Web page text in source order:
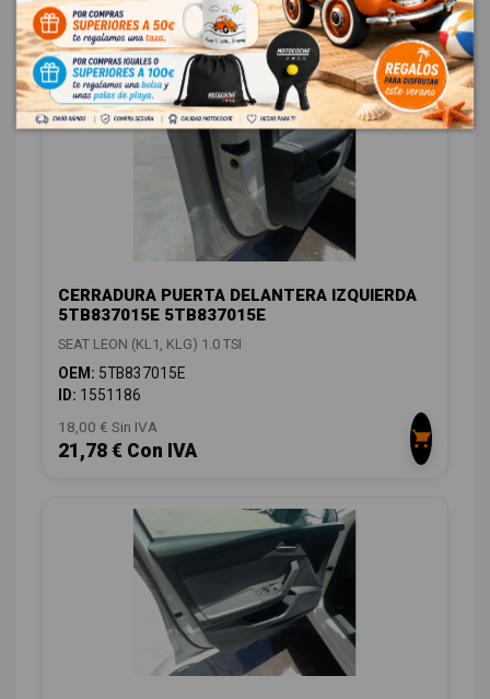
CARROCERÍA LATERALES 16
CERRADURA PUERTA DELANTERA IZQUIERDA
5TB837015E 5TB837015E
SEAT LEON (KL1, KLG) 1.0 TSI
OEM: 5TB837015E
ID: 1551186
18,00 € Sin IVA
21,78 € Con IVA